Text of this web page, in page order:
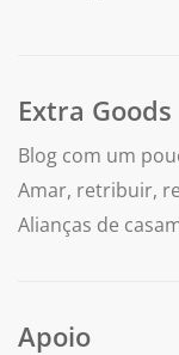
Extra Goods
Blog com um
Amar, retribuir,
Alianças de
Apoio